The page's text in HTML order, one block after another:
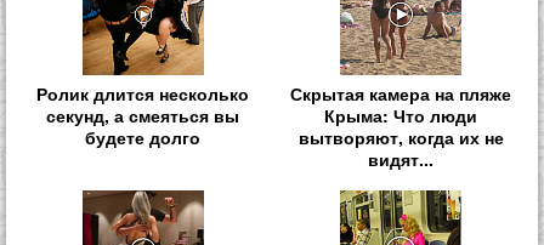
Ролик длится несколько
секунд, а смеяться вы
будете долго
Скрытая камера на пляже
Крыма: Что люди
вытворяют, когда их не
видят...